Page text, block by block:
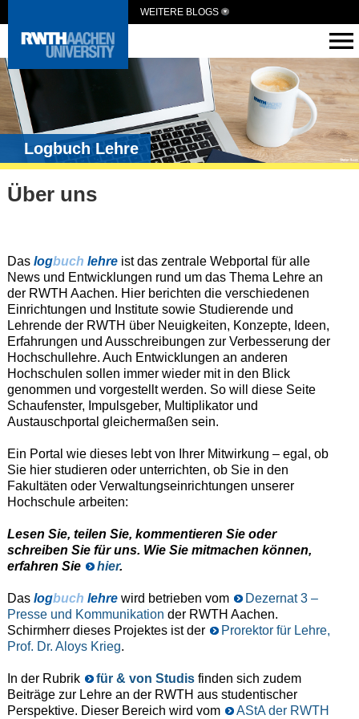
WEITERE BLOGS
Logbuch Lehre
Über uns
Das logbuch lehreist das zentrale Webportal für alle
News und Entwicklungen rund um das Thema Lehre an
der RWTH Aachen. Hier berichten die verschiedenen
Einrichtungen und Institute sowie Studierende und
Lehrende der RWTH über Neuigkeiten, Konzepte, Ideen,
Erfahrungen und Ausschreibungen zur Verbesserung der
Hochschullehre. Auch Entwicklungen an anderen
Hochschulen sollen immer wieder mit in den Blick
genommen und vorgestellt werden. So will diese Seite
Schaufenster, Impulsgeber, Multiplikator und
Austauschportal gleichermaßen sein.
Ein Portal wie dieses lebt von Ihrer Mitwirkung – egal, ob
Sie hier studieren oder unterrichten, ob Sie in den
Fakultäten oder Verwaltungseinrichtungen unserer
Hochschule arbeiten:
Lesen Sie, teilen Sie, kommentieren Sie oder
schreiben Sie für uns. Wie Sie mitmachen können,
erfahren Sie
hier.
Das logbuch lehre wird betrieben vom
Dezernat 3 –
Presse und Kommunikation der RWTH Aachen.
Schirmherr dieses Projektes ist der
Prorektor für Lehre,
Prof. Dr. Aloys Krieg.
In der Rubrik für & von Studisfinden sich zudem
Beiträge zur Lehre an der RWTH aus studentischer
Perspektive. Dieser Bereich wird vom
AStA der RWTH